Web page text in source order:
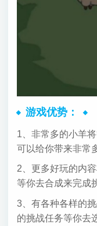
游戏优势：
1、非常多的小羊
可以给你带来非常
2、更多好玩的内
等你去合成来完成
3、有各种各样的
的挑战任务等你去